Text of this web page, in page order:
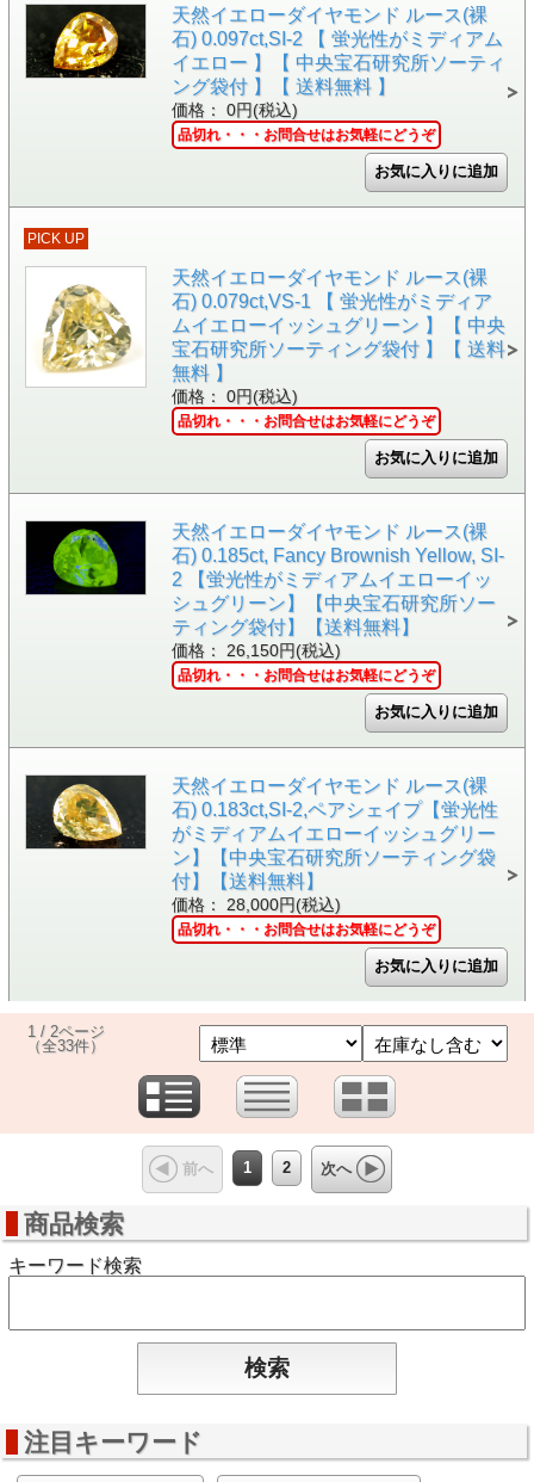
天然イエローダイヤモンド ルース(裸
石) 0.097ct,SI-2 【 蛍光性がミディアム
イエロー 】【 中央宝石研究所ソーティ
ング袋付 】【 送料無料 】
価格： 0円(税込)
品切れ・・・お問合せはお気軽にどうぞ
PICK UP
天然イエローダイヤモンド ルース(裸
石) 0.079ct,VS-1 【 蛍光性がミディア
ムイエローイッシュグリーン 】【 中央
宝石研究所ソーティング袋付 】【 送料
無料 】
価格： 0円(税込)
品切れ・・・お問合せはお気軽にどうぞ
天然イエローダイヤモンド ルース(裸
石) 0.185ct, Fancy Brownish Yellow, SI-
2 【蛍光性がミディアムイエローイッ
シュグリーン】【中央宝石研究所ソー
ティング袋付】【送料無料】
価格： 26,150円(税込)
品切れ・・・お問合せはお気軽にどうぞ
天然イエローダイヤモンド ルース(裸
石) 0.183ct,SI-2,ペアシェイプ【蛍光性
がミディアムイエローイッシュグリー
ン】【中央宝石研究所ソーティング袋
付】【送料無料】
価格： 28,000円(税込)
品切れ・・・お問合せはお気軽にどうぞ
1 / 2ページ
（全33件）
前へ 1 2 次へ
商品検索
キーワード検索
注目キーワード